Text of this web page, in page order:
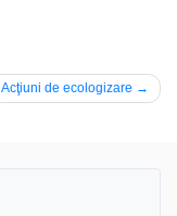
Acţiuni de ecologizare